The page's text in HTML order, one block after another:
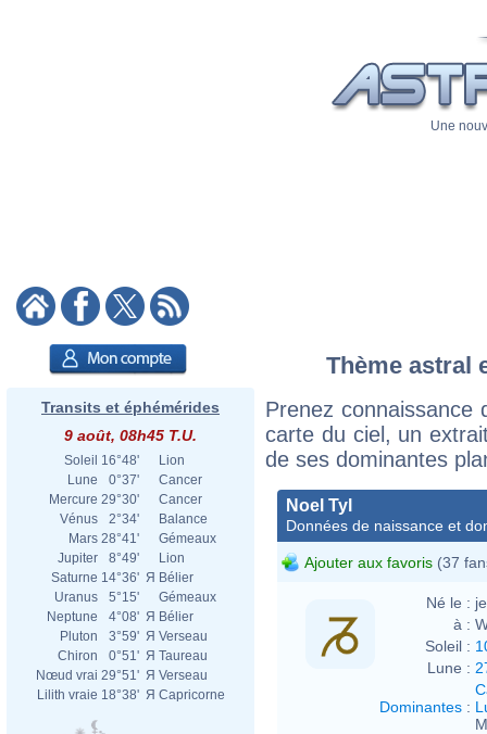
Une
Transits et éphémérides
9 août, 08h45 T.U.
Soleil 16°48'
Lion
Lune
0°37'
Cancer
Mercure 29°30'
Cancer
Vénus
2°34'
Balance
Mars 28°41'
Gémeaux
Jupiter
8°49'
Lion
Saturne 14°36' Я Bélier
Uranus
5°15'
Gémeaux
Neptune
4°08' Я Bélier
Pluton
3°59' Я Verseau
Chiron
0°51' Я Taureau
Nœud vrai 29°51' Я Verseau
Lilith vraie 18°38' Я Capricorne
Thème astral
Prenez connaissance
carte du ciel, un
de ses dominantes
Noel Tyl
Données de naissance et
Ajouter aux favoris (37
Né le :
à :
Soleil :
Lune :
Dominantes :